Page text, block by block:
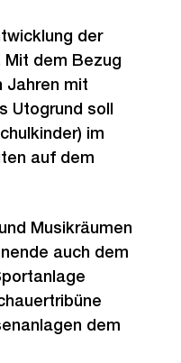
der
dem Bezug
Jahren mit
Utogrund soll
im
auf dem
Musikräumen
auch dem
dem